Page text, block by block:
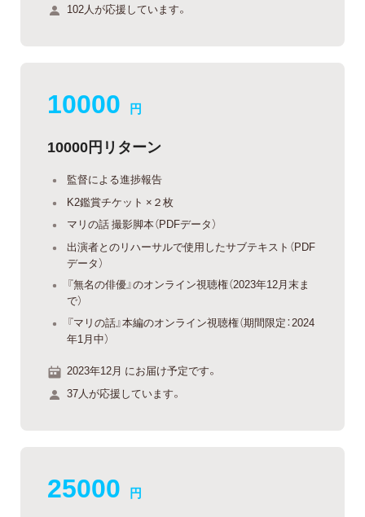
102人が応援しています。
10000 円
10000円リターン
監督による進捗報告
K2鑑賞チケット ×２枚
マリの話 撮影脚本（PDFデータ）
出演者とのリハーサルで使用したサブテキスト（PDF
データ）
『無名の俳優』のオンライン視聴権（2023年12月末ま
で）
『マリの話』本編のオンライン視聴権（期間限定：2024
年1月中）
2023年12月 にお届け予定です。
37人が応援しています。
25000 円